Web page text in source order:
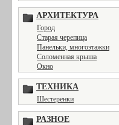
АРХИТЕКТУРА
Город
Старая черепица
Панельки, многоэтажки
Соломенная крыша
Окно
ТЕХНИКА
Шестеренки
РАЗНОЕ